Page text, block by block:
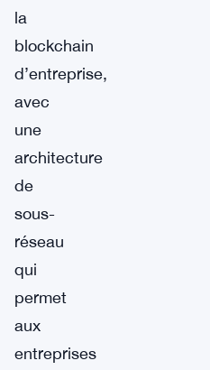
la
blockchain
d’entreprise,
avec
une
architecture
de
sous-
réseau
qui
permet
aux
entreprises